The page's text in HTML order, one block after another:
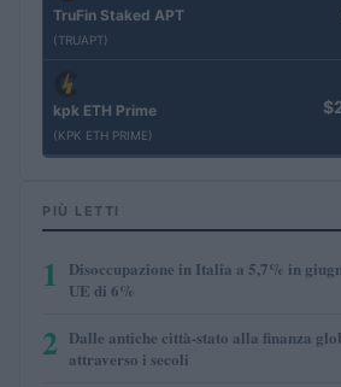
TruFin Staked APT
(TRUAPT)
kpk ETH Prime
(KPK ETH PRIME)
PIÙ LETTI
1
Disoccupazione in Italia a 5,7% in
UE di 6%
2 Dalle antiche città-stato alla finanza
attraverso i secoli